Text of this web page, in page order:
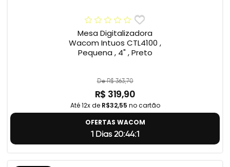
Mesa Digitalizadora
Wacom Intuos CTL4100 ,
Pequena , 4" , Preto
De R$ 363,70
R$ 319,90
Até 12x de R$32,55 no cartão
OFERTAS WACOM
1 Dias 20:44:0